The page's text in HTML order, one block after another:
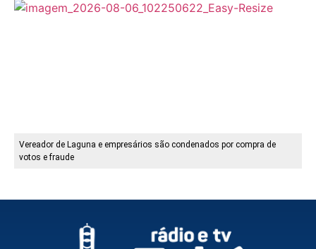
Vereador de Laguna e empresários são condenados por compra de
votos e fraude